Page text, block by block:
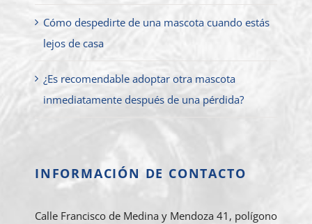
Cómo despedirte de una mascota cuando estás
lejos de casa
¿Es recomendable adoptar otra mascota
inmediatamente después de una pérdida?
INFORMACIÓN DE CONTACTO
Calle Francisco de Medina y Mendoza 41, polígono